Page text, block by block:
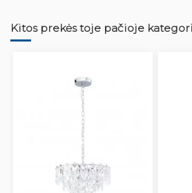
Kitos prekės toje pačioje